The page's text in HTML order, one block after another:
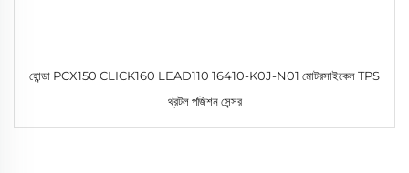
হোন্ডা PCX150 CLICK160 LEAD110 16410-K0J-N01 মোটরসাইকেল TPS
থ্রটল পজিশন সেন্সর